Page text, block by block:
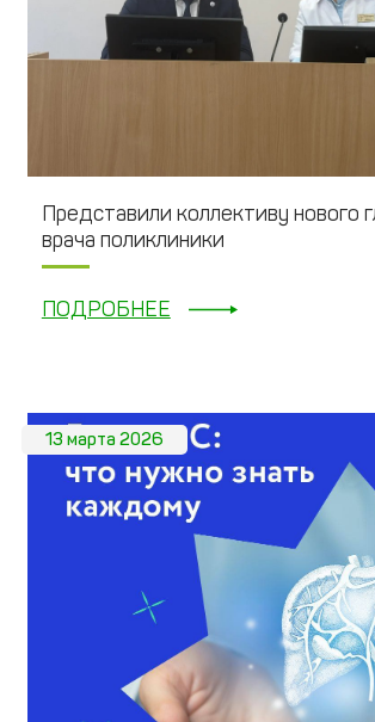
Представили коллективу нового
врача поликлиники
ПОДРОБНЕЕ
13 марта 2026